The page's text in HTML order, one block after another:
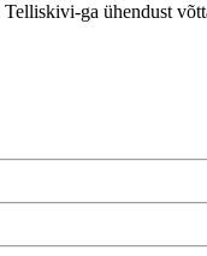
ga ühendust